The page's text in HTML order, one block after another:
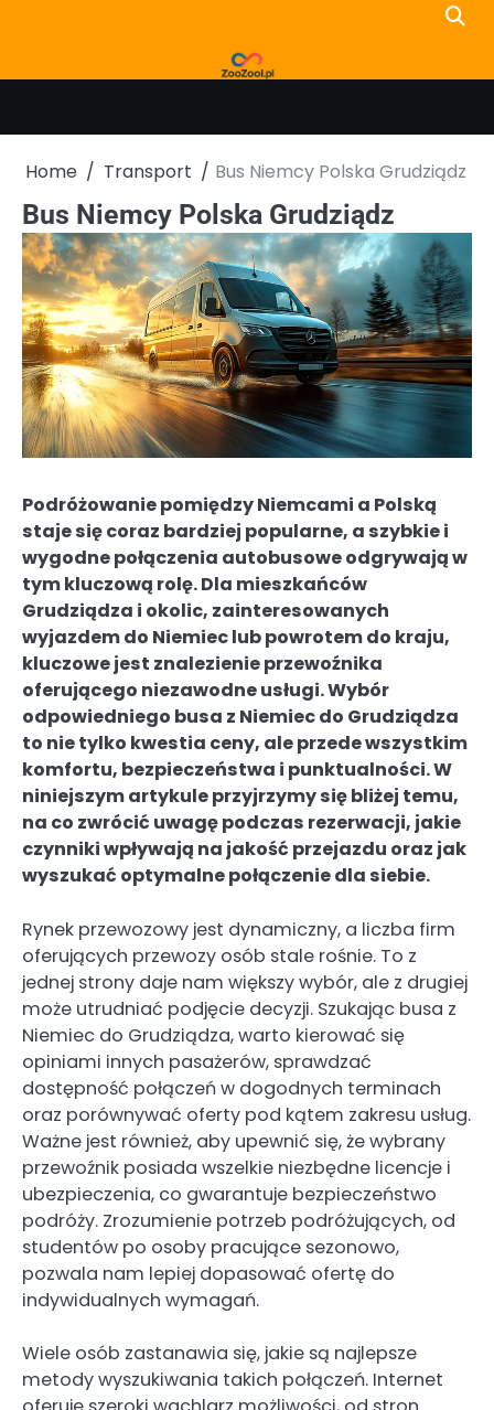
Home Transport Bus Niemcy Polska Grudziądz
Bus Niemcy Polska Grudziądz
Podróżowanie pomiędzy Niemcami a Polską
staje się coraz bardziej popularne, a szybkie i
wygodne połączenia autobusowe odgrywają w
tym kluczową rolę. Dla mieszkańców
Grudziądza i okolic, zainteresowanych
wyjazdem do Niemiec lub powrotem do kraju,
kluczowe jest znalezienie przewoźnika
oferującego niezawodne usługi. Wybór
odpowiedniego busa z Niemiec do Grudziądza
to nie tylko kwestia ceny, ale przede wszystkim
komfortu, bezpieczeństwa i punktualności. W
niniejszym artykule przyjrzymy się bliżej temu,
na co zwrócić uwagę podczas rezerwacji, jakie
czynniki wpływają na jakość przejazdu oraz jak
wyszukać optymalne połączenie dla siebie.
Rynek przewozowy jest dynamiczny, a liczba firm
oferujących przewozy osób stale rośnie. To z
jednej strony daje nam większy wybór, ale z drugiej
może utrudniać podjęcie decyzji. Szukając busa z
Niemiec do Grudziądza, warto kierować się
opiniami innych pasażerów, sprawdzać
dostępność połączeń w dogodnych terminach
oraz porównywać oferty pod kątem zakresu usług.
Ważne jest również, aby upewnić się, że wybrany
przewoźnik posiada wszelkie niezbędne licencje i
ubezpieczenia, co gwarantuje bezpieczeństwo
podróży. Zrozumienie potrzeb podróżujących, od
studentów po osoby pracujące sezonowo,
pozwala nam lepiej dopasować ofertę do
indywidualnych wymagań.
Wiele osób zastanawia się, jakie są najlepsze
metody wyszukiwania takich połączeń. Internet